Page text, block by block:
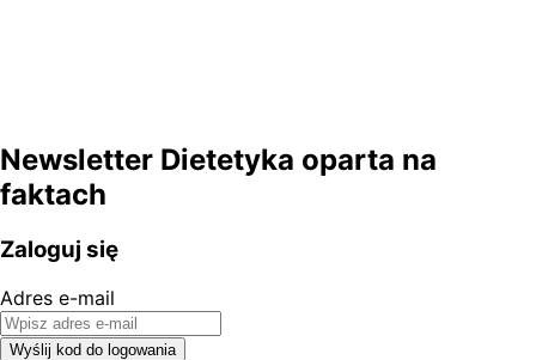
Newsletter Dietetyka oparta na
faktach
Zaloguj się
Adres e-mail
Wyślij kod do logowania